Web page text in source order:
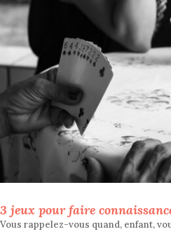
3 jeux pour faire
Vous rappelez-vous quand, enfant,